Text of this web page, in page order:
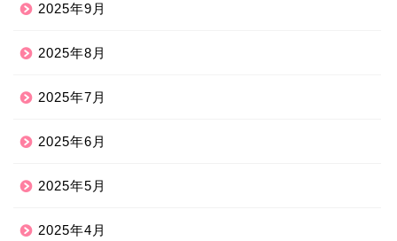
2025年9月
2025年8月
2025年7月
2025年6月
2025年5月
2025年4月